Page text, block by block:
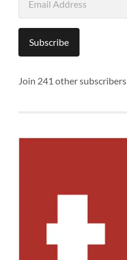
Address
Subscribe
Join 241 other subscribers